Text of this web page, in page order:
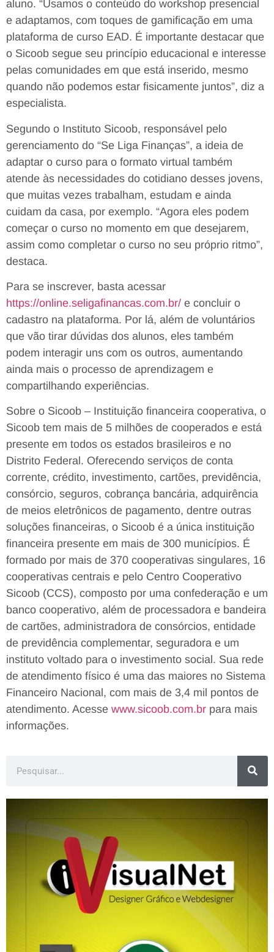
aluno. “Usamos o conteúdo do workshop presencial
e adaptamos, com toques de gamificação em uma
plataforma de curso EAD. É importante destacar que
o Sicoob segue seu princípio educacional e interesse
pelas comunidades em que está inserido, mesmo
quando não podemos estar fisicamente juntos”, diz a
especialista.
Segundo o Instituto Sicoob, responsável pelo
gerenciamento do “Se Liga Finanças”, a ideia de
adaptar o curso para o formato virtual também
atende às necessidades do cotidiano desses jovens,
que muitas vezes trabalham, estudam e ainda
cuidam da casa, por exemplo. “Agora eles podem
começar o curso no momento em que desejarem,
assim como completar o curso no seu próprio ritmo”,
destaca.
Para se inscrever, basta acessar
https://online.seligafinancas.com.br/ e concluir o
cadastro na plataforma. Por lá, além de voluntários
que vão tirar dúvidas dos alunos, eles também
podem interagir uns com os outros, aumentando
ainda mais o processo de aprendizagem e
compartilhando experiências.
Sobre o Sicoob – Instituição financeira cooperativa, o
Sicoob tem mais de 5 milhões de cooperados e está
presente em todos os estados brasileiros e no
Distrito Federal. Oferecendo serviços de conta
corrente, crédito, investimento, cartões, previdência,
consórcio, seguros, cobrança bancária, adquirência
de meios eletrônicos de pagamento, dentre outras
soluções financeiras, o Sicoob é a única instituição
financeira presente em mais de 300 municípios. É
formado por mais de 370 cooperativas singulares, 16
cooperativas centrais e pelo Centro Cooperativo
Sicoob (CCS), composto por uma confederação e um
banco cooperativo, além de processadora e bandeira
de cartões, administradora de consórcios, entidade
de previdência complementar, seguradora e um
instituto voltado para o investimento social. Sua rede
de atendimento físico é uma das maiores no Sistema
Financeiro Nacional, com mais de 3,4 mil pontos de
atendimento. Acesse www.sicoob.com.br para mais
informações.